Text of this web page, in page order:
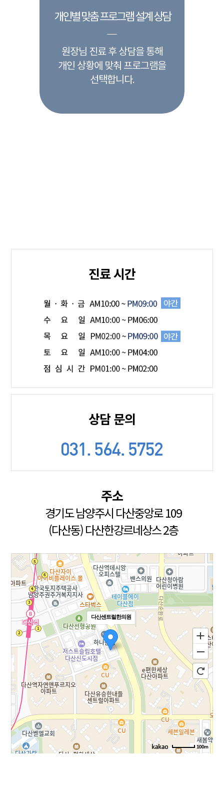
개인별 맞춤 프로그램 설계 상담
원장님 진료 후 상담을 통해
개인 상황에 맞춰 프로그램을
선택합니다.
진료 시간
상담 문의
주소
경기도 남양주시 다산중앙로 109
(다산동) 다산한강르네상스 2층
다산센트럴한의원
100m